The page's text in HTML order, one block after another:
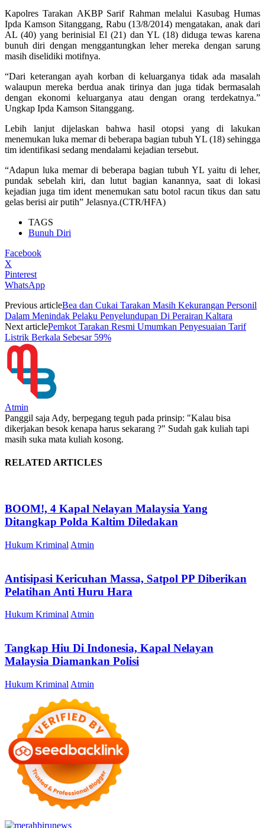
Kapolres Tarakan AKBP Sarif Rahman melalui Kasubag Humas
Ipda Kamson Sitanggang, Rabu (13/8/2014) mengatakan, anak dari
AL (40) yang berinisial El (21) dan YL (18) diduga tewas karena
bunuh diri dengan menggantungkan leher mereka dengan sarung
masih diselidiki motifnya.
“Dari keterangan ayah korban di keluarganya tidak ada masalah
walaupun mereka berdua anak tirinya dan juga tidak bermasalah
dengan ekonomi keluarganya atau dengan orang terdekatnya.”
Ungkap Ipda Kamson Sitanggang.
Lebih lanjut dijelaskan bahwa hasil otopsi yang di lakukan
menemukan luka memar di beberapa bagian tubuh YL (18) sehingga
tim identifikasi sedang mendalami kejadian tersebut.
“Adapun luka memar di beberapa bagian tubuh YL yaitu di leher,
pundak sebelah kiri, dan lutut bagian kanannya, saat di lokasi
kejadian juga tim ident menemukan satu botol racun tikus dan satu
gelas berisi air putih” Jelasnya.(CTR/HFA)
TAGS
Bunuh Diri
Facebook
X
Pinterest
WhatsApp
Previous articleBea dan Cukai Tarakan Masih Kekurangan Personil
Dalam Menindak Pelaku Penyelundupan Di Perairan Kaltara
Next articlePemkot Tarakan Resmi Umumkan Penyesuaian Tarif
Listrik Berkala Sebesar 59%
Atmin
Panggil saja Ady, berpegang teguh pada prinsip: "Kalau bisa
dikerjakan besok kenapa harus sekarang ?" Sudah gak kuliah tapi
masih suka mata kuliah kosong.
RELATED ARTICLES
BOOM!, 4 Kapal Nelayan Malaysia Yang
Ditangkap Polda Kaltim Diledakan
Hukum Kriminal Atmin
Antisipasi Kericuhan Massa, Satpol PP Diberikan
Pelatihan Anti Huru Hara
Hukum Kriminal Atmin
Tangkap Hiu Di Indonesia, Kapal Nelayan
Malaysia Diamankan Polisi
Hukum Kriminal Atmin